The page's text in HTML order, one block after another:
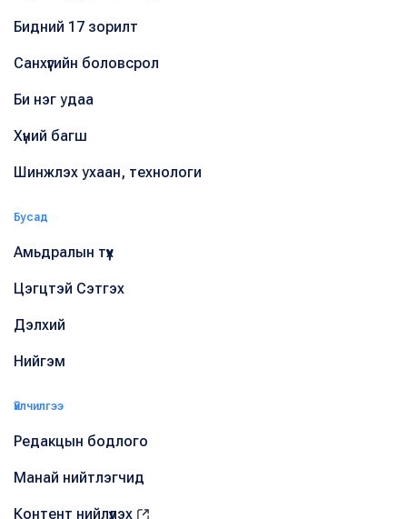
Бидний 17 зорилт
Санхүүгийн боловсрол
Би нэг удаа
Хүний багш
Шинжлэх ухаан, технологи
Бусад
Амьдралын түүх
Цэгцтэй Сэтгэх
Дэлхий
Нийгэм
Үйлчилгээ
Редакцын бодлого
Манай нийтлэгчид
Контент нийлүүлэх